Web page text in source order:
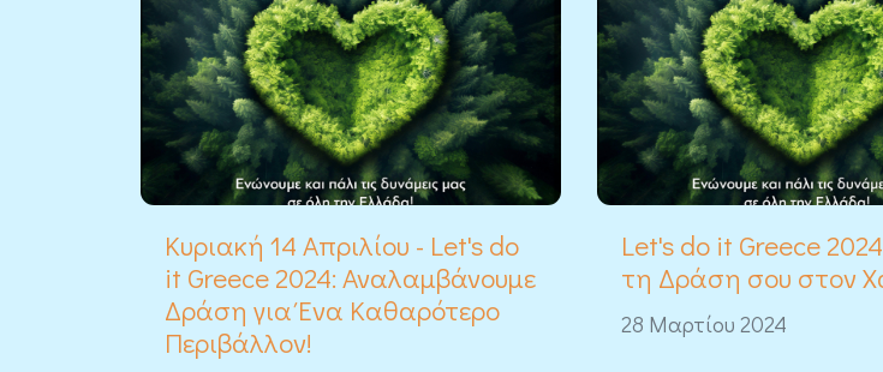
Κυριακή 14 Απριλίου - Let's do
it Greece 2024: Αναλαμβάνουμε
Δράση για Ένα Καθαρότερο
Περιβάλλον!
Let's do it Greece
τη Δράση σου στον
28 Μαρτίου 2024